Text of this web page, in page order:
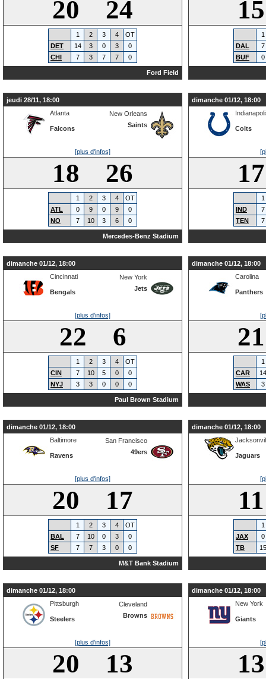
20 24
1 2 3 4
OT
DET
14 3 0 3
0
CHI
7 3 7 7 0
Ford Field
1
DAL
7
BUF
0
jeudi 28/11, 18:00
Atlanta
Falcons
New Orleans
Saints
[plus d'infos]
18 26
1 2 3 4
OT
ATL
0 9 0 9
0
NO
7 10 3 6 0
Mercedes-Benz Stadium
dimanche 01/12, 18:00
Colts
1
IND
7
TEN
7
dimanche 01/12, 18:00
Cincinnati
Bengals
New York
Jets
[plus d'infos]
22 6
1 2 3 4
OT
CIN
7 10 5 0
0
NYJ
3 3 0 0 0
Paul Brown Stadium
dimanche 01/12, 18:00
Carolina
Panthers
1
CAR
14
WAS
3
dimanche 01/12, 18:00
Baltimore
Ravens
San Francisco
49ers
[plus d'infos]
20 17
1 2 3 4
OT
BAL
7 10 0 3
0
SF
7 7 3 0 0
M&T Bank Stadium
dimanche 01/12, 18:00
Jaguars
1
JAX
0
TB
15
dimanche 01/12, 18:00
Pittsburgh
Steelers
Cleveland
Browns
[plus d'infos]
20 13
dimanche 01/12, 18:00
New York
Giants